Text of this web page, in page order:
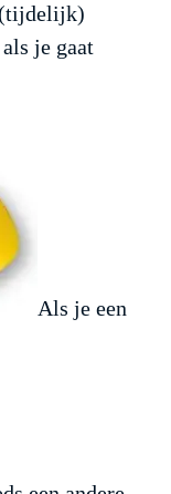
(tijdelijk)
je gaat
Als je een